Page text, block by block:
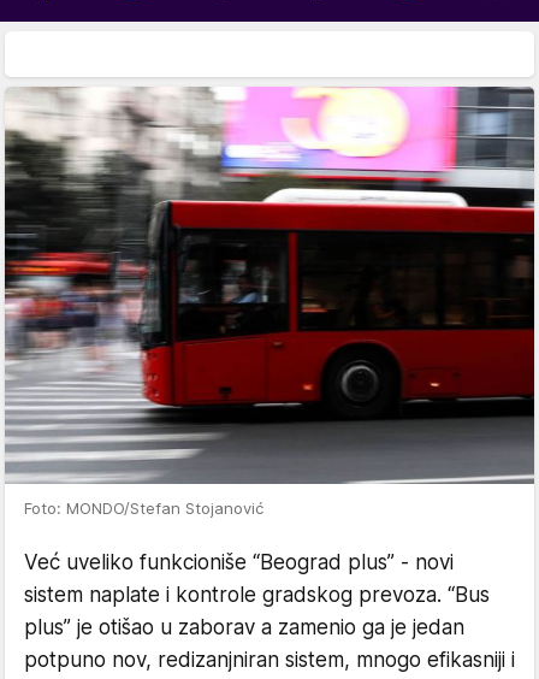
Foto: MONDO/Stefan Stojanović
Već uveliko funkcioniše “Beograd plus” - novi
sistem naplate i kontrole gradskog prevoza. “Bus
plus” je otišao u zaborav a zamenio ga je jedan
potpuno nov, redizanjniran sistem, mnogo efikasniji i